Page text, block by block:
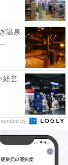
温泉
経営
by